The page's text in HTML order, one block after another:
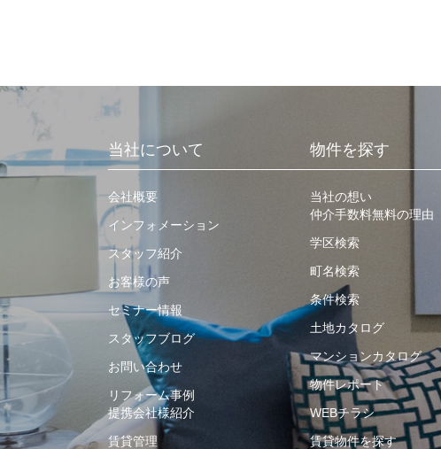
当社について
会社概要
インフォメーション
スタッフ紹介
お客様の声
セミナー情報
スタッフブログ
お問い合わせ
リフォーム事例
提携会社様紹介
賃貸管理
物件を探す
当社の想い
仲介手数料無料の理由
学区検索
町名検索
条件検索
土地カタログ
マンションカタログ
物件レポート
WEBチラシ
賃貸物件を探す